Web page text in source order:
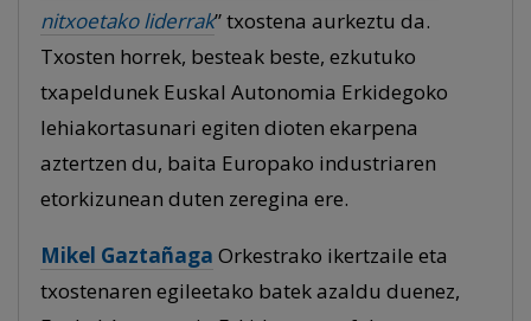
nitxoetako liderrak” txostena aurkeztu da.
Txosten horrek, besteak beste, ezkutuko
txapeldunek Euskal Autonomia Erkidegoko
lehiakortasunari egiten dioten ekarpena
aztertzen du, baita Europako industriaren
etorkizunean duten zeregina ere.
Mikel Gaztañaga Orkestrako ikertzaile eta
txostenaren egileetako batek azaldu duenez,